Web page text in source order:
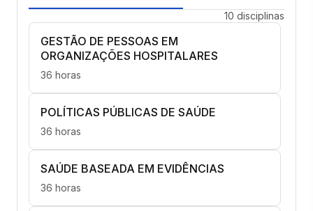
10 disciplinas
GESTÃO DE PESSOAS EM
ORGANIZAÇÕES HOSPITALARES
36 horas
POLÍTICAS PÚBLICAS DE SAÚDE
36 horas
SAÚDE BASEADA EM EVIDÊNCIAS
36 horas